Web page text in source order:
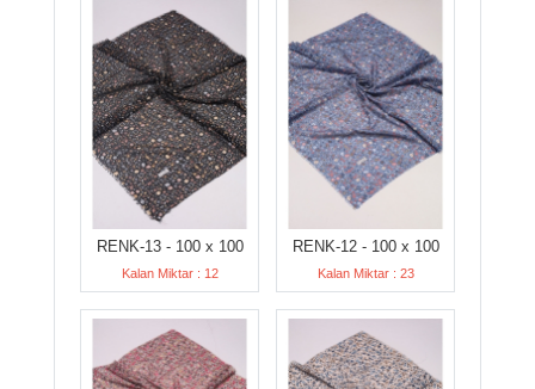
RENK-13 - 100 x 100
Kalan Miktar : 12
RENK-12 - 100 x 100
Kalan Miktar : 23